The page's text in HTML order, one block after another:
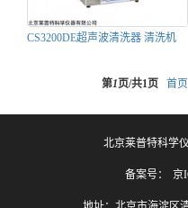
CS3200DE超声波清洗器 清洗机
第1页/共1 页 首页
北京莱普特科学
备案号： 京